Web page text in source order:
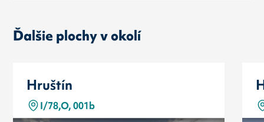
Ďalšie plochy v okolí
Hruštín
I/78,O, 001b